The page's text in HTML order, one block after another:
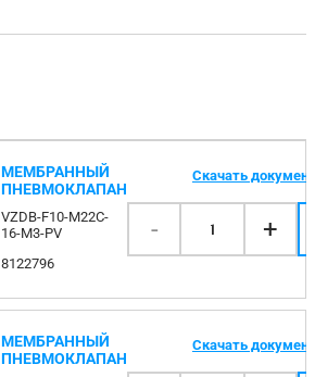
МЕМБРАННЫЙ
ПНЕВМОКЛАПАН
VZDB-F10-M22C-
16-M3-PV
8122796
Скачать
- 1 +
МЕМБРАННЫЙ
ПНЕВМОКЛАПАН
Скачать